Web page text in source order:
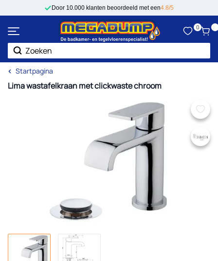
Ga naar de inhoudDoor 10.000 klanten beoordeeld met een4.8/5
Zoek
0
Startpagina
Lima wastafelkraan met clickwaste chroom